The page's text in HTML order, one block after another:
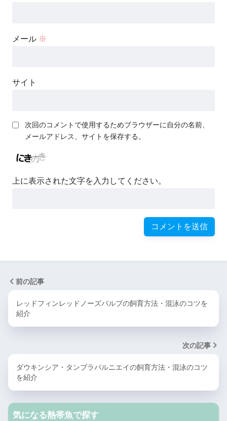
メール ※
サイト
次回のコメントで使用するためブラウザーに自分の名前、
メールアドレス、サイトを保存する。
上に表示された文字を入力してください。
前の記事
レッドフィンレッドノーズバルブの飼育方法・混泳のコツを
紹介
次の記事
ダウキンシア・タンブラパルニエイの飼育方法・混泳のコツ
を紹介
気になる熱帯魚で探す